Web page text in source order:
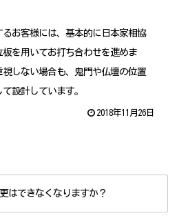
るお客様には、基本的に日本家相協
を用いてお打ち合わせを進めま
視しない場合も、鬼門や仏壇の位置
設計しています。
2018年11月26日
はできなくなりますか？